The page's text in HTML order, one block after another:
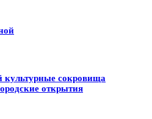
культурные сокровища
открытия